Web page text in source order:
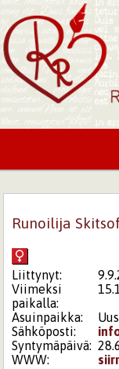
Runoilija
Liittynyt:
Viimeksi
paikalla:
Asuinpaikka:
Sähköposti:
Syntymäpäivä:
WWW: